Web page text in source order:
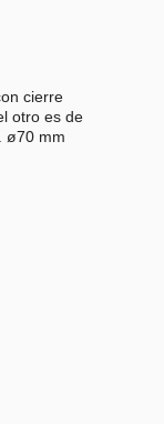
cierre
otro es de
ø70 mm